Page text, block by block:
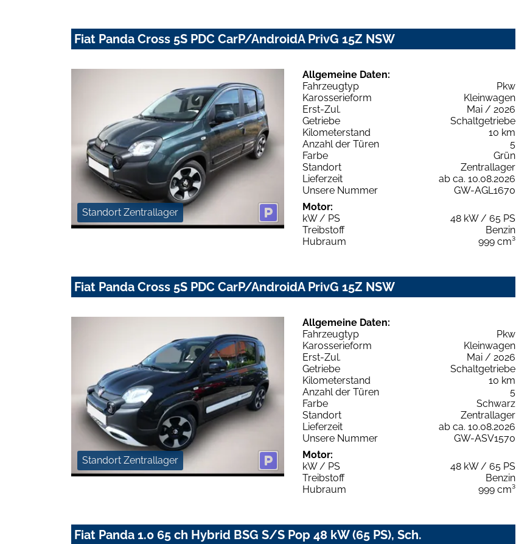
Fiat Panda Cross 5S PDC CarP/AndroidA PrivG 15Z NSW
Standort Zentrallager
Allgemeine Daten:
Fahrzeugtyp
Pkw
Karosserieform
Kleinwagen
Erst-Zul.
Mai / 2026
Getriebe
Schaltgetriebe
Kilometerstand
10 km
Anzahl der Türen
5
Farbe
Grün
Standort
Zentrallager
Lieferzeit
ab ca. 10.08.2026
Unsere Nummer
GW-AGL1670
Motor:
kW / PS
48 kW / 65 PS
Treibstoff
Benzin
Hubraum
999 cm³
Fiat Panda Cross 5S PDC CarP/AndroidA PrivG 15Z NSW
Standort Zentrallager
Allgemeine Daten:
Fahrzeugtyp
Pkw
Karosserieform
Kleinwagen
Erst-Zul.
Mai / 2026
Getriebe
Schaltgetriebe
Kilometerstand
10 km
Anzahl der Türen
5
Farbe
Schwarz
Standort
Zentrallager
Lieferzeit
ab ca. 10.08.2026
Unsere Nummer
GW-ASV1570
Motor:
kW / PS
48 kW / 65 PS
Treibstoff
Benzin
Hubraum
999 cm³
Fiat Panda 1.0 65 ch Hybrid BSG S/S Pop 48 kW (65 PS), Sch.